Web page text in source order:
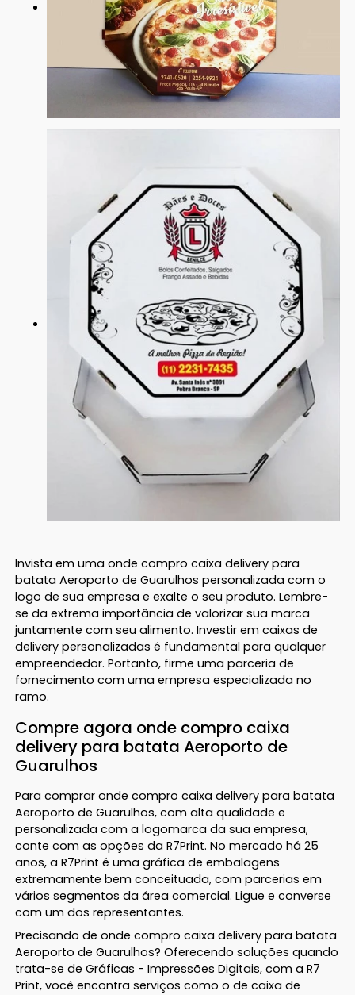
Invista em uma onde compro caixa delivery para
batata Aeroporto de Guarulhos personalizada com o
logo de sua empresa e exalte o seu produto. Lembre-
se da extrema importância de valorizar sua marca
juntamente com seu alimento. Investir em caixas de
delivery personalizadas é fundamental para qualquer
empreendedor. Portanto, firme uma parceria de
fornecimento com uma empresa especializada no
ramo.
Compre agora onde compro caixa
delivery para batata Aeroporto de
Guarulhos
Para comprar onde compro caixa delivery para batata
Aeroporto de Guarulhos, com alta qualidade e
personalizada com a logomarca da sua empresa,
conte com as opções da R7Print. No mercado há 25
anos, a R7Print é uma gráfica de embalagens
extremamente bem conceituada, com parcerias em
vários segmentos da área comercial. Ligue e converse
com um dos representantes.
Precisando de onde compro caixa delivery para batata
Aeroporto de Guarulhos? Oferecendo soluções quando
trata-se de Gráficas - Impressões Digitais, com a R7
Print, você encontra serviços como o de caixa de